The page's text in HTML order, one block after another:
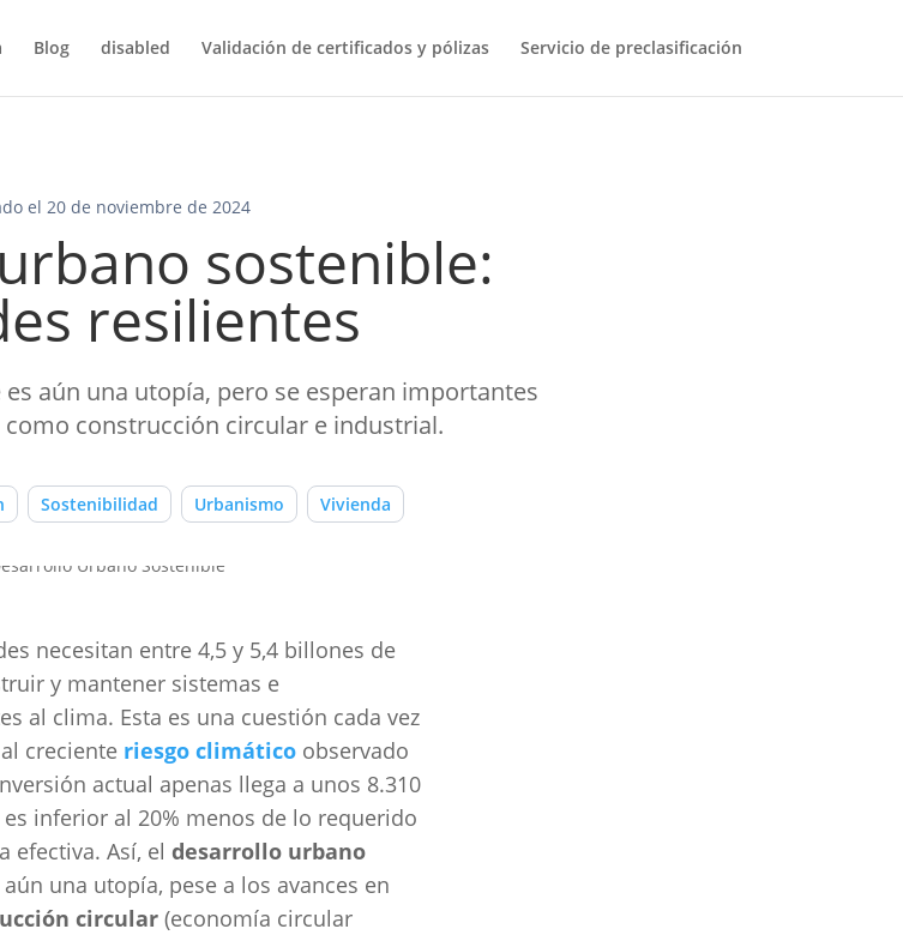
Blog disabled Validación de certificados y pólizas Servicio de preclasificación
el 20 de noviembre de 2024
sostenible:
resilientes
aún una utopía, pero se esperan importantes
como construcción circular e industrial.
Sostenibilidad Urbanismo Vivienda
necesitan entre 4,5 y 5,4 billones de
y mantener sistemas e
al clima. Esta es una cuestión cada vez
creciente riesgo climático observado
actual apenas llega a unos 8.310
inferior al 20% menos de lo requerido
efectiva. Así, el desarrollo urbano
una utopía, pese a los avances en
circular (economía circular